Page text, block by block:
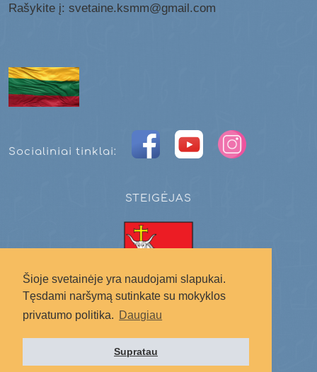
Šioje svetainėje yra naudojami slapukai.
Tęsdami naršymą sutinkate su mokyklos
privatumo politika. Daugiau
Supratau
Rašykite į: svetaine.ksmm@gmail.com
Socialiniai tinklai:
STEIGĖJAS
Kauno miesto savivaldybė